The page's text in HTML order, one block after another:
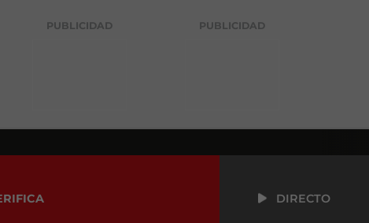
PUBLICIDAD PUBLICIDAD
DIRECTO